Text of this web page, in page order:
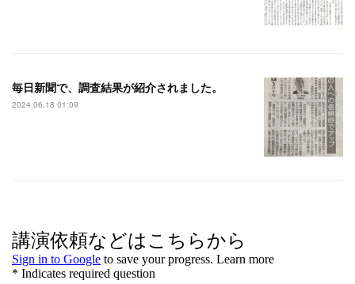
毎日新聞で、調査結果が紹介されました。
2024.06.18 01:09